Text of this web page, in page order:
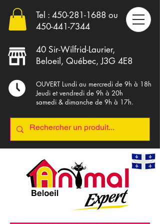
Tel : 450-281-1688 ou
450-441-7344
40 Sir-Wilfrid-Laurier,
Beloeil, Québec, J3G 4E8
OUVERT Lundi au mercredi de 9h à 18h
Jeudi et vendredi de 9h à 20h
samedi & dimanche de 9h à 17h.